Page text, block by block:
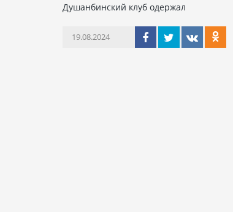
Душанбинский клуб одержал
19.08.2024